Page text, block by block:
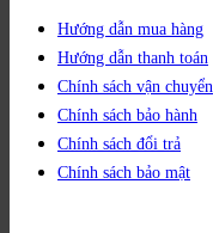
Hướng dẫn mua hàng
Hướng dẫn thanh toán
Chính sách vận chuyển
Chính sách bảo hành
Chính sách đổi trả
Chính sách bảo mật